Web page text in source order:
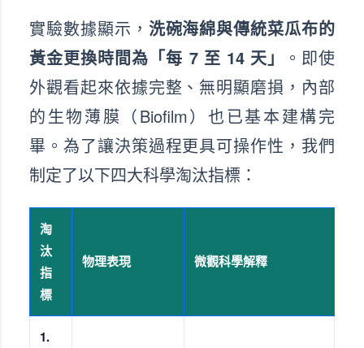
實驗數據顯示， 洗碗海綿與傳統菜瓜布的
黃金更換時間為「每 7 至 14 天」
。即使
外觀看起來依據完整、無明顯磨損，內部
的生物薄膜（Biofilm）也已基本建構完
畢。為了讓決策過程更具可操作性，我們
制定了以下四大科學淘汰指標：
淘
汰
指
標
物理表現 微觀科學解釋
1.